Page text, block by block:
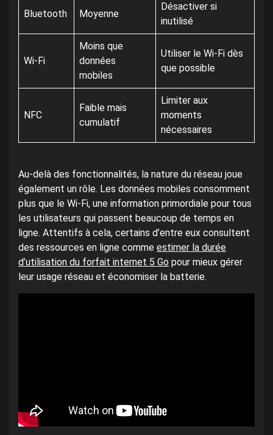
Bluetooth Moyenne
Désactiver si
inutilisé
Wi-Fi
Moins que
données
mobiles
Utiliser le Wi-Fi dès
que possible
NFC
Faible mais
cumulatif
Limiter aux
moments
nécessaires
Au-delà des fonctionnalités, la nature du réseau joue
également un rôle. Les données mobiles consomment
plus que le Wi-Fi, une information primordiale pour tous
les utilisateurs qui passent beaucoup de temps en
ligne. Attentifs à cela, certains d’entre eux consultent
des ressources en ligne comme estimer la durée
d’utilisation du forfait internet 5 Go pour mieux gérer
leur usage réseau et économiser la batterie.